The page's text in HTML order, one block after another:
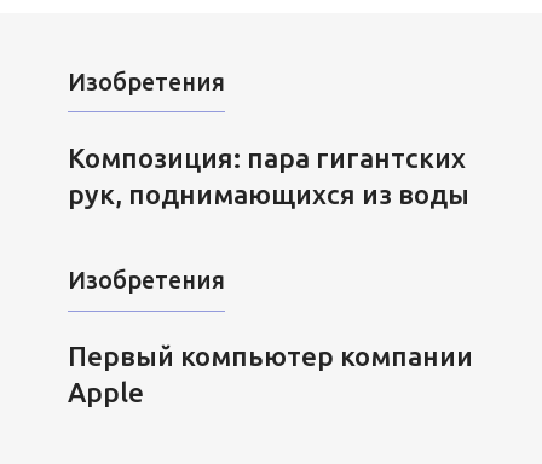
Изобретения
Композиция: пара гигантских
рук, поднимающихся из воды
Изобретения
Первый компьютер компании
Apple